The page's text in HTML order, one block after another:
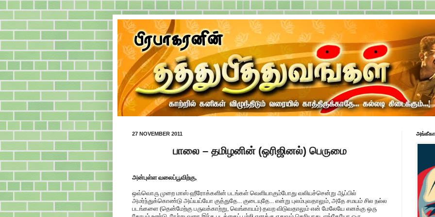
27 NOVEMBER 2011
பாலை – தமிழனின் (ஒரிஜினல்) பெருமை
அன்புள்ள வலைப்பூவிற்கு,
ஒவ்வொரு முறை மாஸ் ஹீரோக்களின் படங்கள் வெளியாகும்போது வலியச்சென்று ஆப்பில்
அமர்ந்துக்கொண்டு அய்யய்யோ குத்துதே... குடையுதே... என்று புலம்புவதாலும், அதே சமயம் சில நல்ல
படங்களை (தென்மேற்கு பருவக்காற்று, வெங்காயம்) தவற விடுவதாலும் என் மேலேயே எனக்கு ஒரு